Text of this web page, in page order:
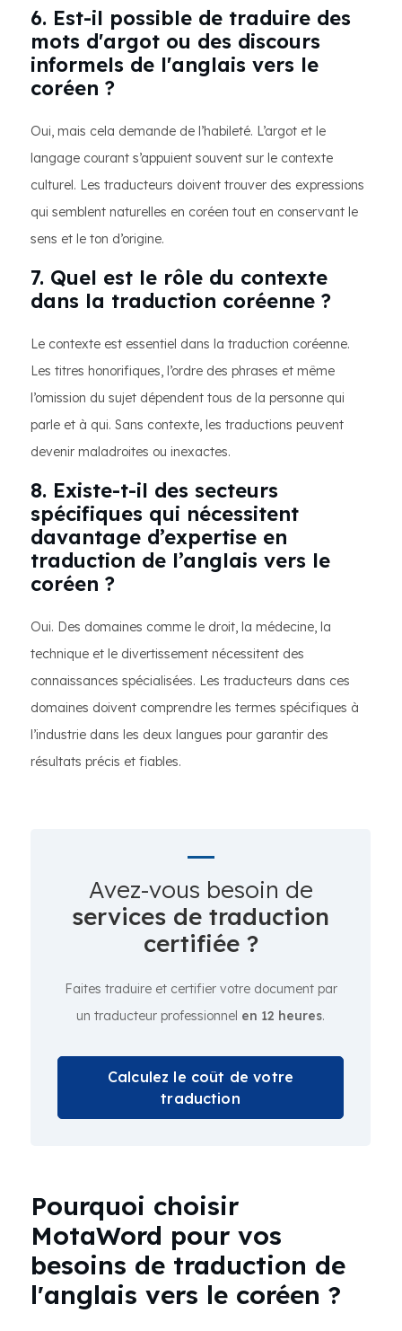
6. Est-il possible de traduire des
mots d'argot ou des discours
informels de l'anglais vers le
coréen ?
Oui, mais cela demande de l’habileté. L’argot et le
langage courant s’appuient souvent sur le contexte
culturel. Les traducteurs doivent trouver des expressions
qui semblent naturelles en coréen tout en conservant le
sens et le ton d’origine.
7. Quel est le rôle du contexte
dans la traduction coréenne ?
Le contexte est essentiel dans la traduction coréenne.
Les titres honorifiques, l’ordre des phrases et même
l’omission du sujet dépendent tous de la personne qui
parle et à qui. Sans contexte, les traductions peuvent
devenir maladroites ou inexactes.
8. Existe-t-il des secteurs
spécifiques qui nécessitent
davantage d’expertise en
traduction de l’anglais vers le
coréen ?
Oui. Des domaines comme le droit, la médecine, la
technique et le divertissement nécessitent des
connaissances spécialisées. Les traducteurs dans ces
domaines doivent comprendre les termes spécifiques à
l’industrie dans les deux langues pour garantir des
résultats précis et fiables.
Avez-vous besoin de
services de traduction
certifiée ?
Faites traduire et certifier votre document par
un traducteur professionnel en 12 heures.
Calculez le coût de votre
traduction
Pourquoi choisir
MotaWord pour vos
besoins de traduction de
l'anglais vers le coréen ?